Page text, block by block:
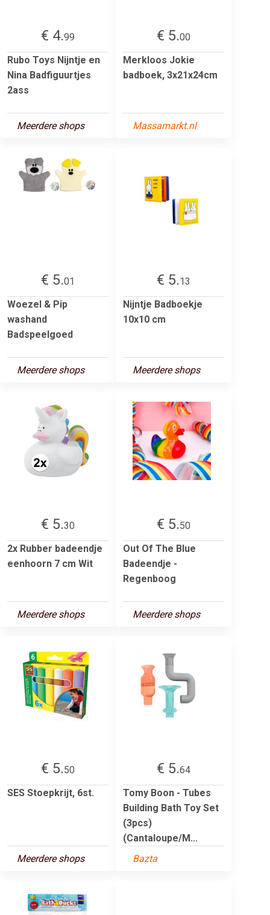
€ 4.99
Rubo Toys Nijntje en
Nina Badfiguurtjes
2ass
Meerdere shops
€ 5.00
Merkloos Jokie
badboek, 3x21x24cm
Massamarkt.nl
€ 5.01
Woezel & Pip
washand
Badspeelgoed
Meerdere shops
€ 5.13
Nijntje Badboekje
10x10 cm
Meerdere shops
€ 5.30
2x Rubber badeendje
eenhoorn 7 cm Wit
Meerdere shops
€ 5.50
Out Of The Blue
Badeendje -
Regenboog
Meerdere shops
€ 5.50
SES Stoepkrijt, 6st.
Meerdere shops
€ 5.64
Tomy Boon - Tubes
Building Bath Toy Set
(3pcs)
(Cantaloupe/M...
Bazta